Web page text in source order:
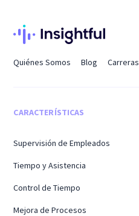
Quiénes Somos Blog Carreras
CARACTERÍSTICAS
Supervisión de Empleados
Tiempo y Asistencia
Control de Tiempo
Mejora de Procesos